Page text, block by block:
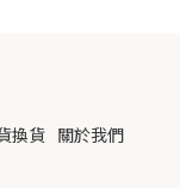
換貨 關於我們